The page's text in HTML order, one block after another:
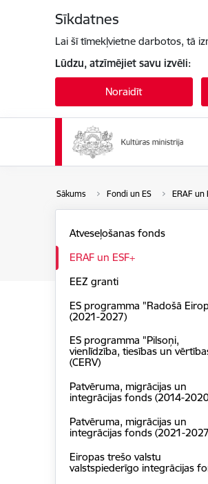
Sīkdatnes
Lai šī tīmekļvietne darbotos, tā
Lūdzu, atzīmējiet savu izvēli:
Noraidīt
Sākums Fondi un ES ERAF un
Atveseļošanas fonds
ERAF un ESF+
EEZ granti
ES programma "Radošā
(2021-2027)
ES programma "Pilsoņi,
vienlīdzība, tiesības un
(CERV)
Patvēruma, migrācijas un
integrācijas fonds (2014-
Patvēruma, migrācijas un
integrācijas fonds (2021-
Eiropas trešo valstu
valstspiederīgo integrācijas